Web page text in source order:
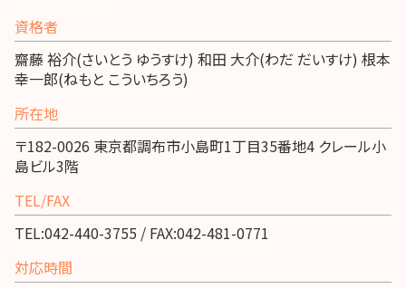
資格者
齋藤 裕介(さいとう ゆうすけ) 和田 大介(わだ だいすけ) 根本
幸一郎(ねもと こういちろう)
所在地
〒182-0026 東京都調布市小島町1丁目35番地4 クレール小
島ビル3階
TEL/FAX
TEL:042-440-3755 / FAX:042-481-0771
対応時間